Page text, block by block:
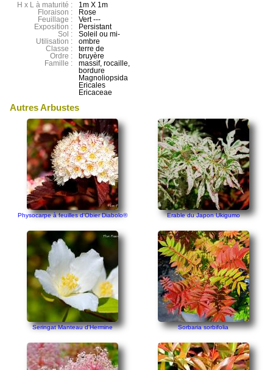
H x L à maturité :
Floraison :
Feuillage :
Exposition :
Sol :
Utilisation :
Classe :
Ordre :
Famille :
1m X 1m
Rose
Vert ---
Persistant
Soleil ou mi-
ombre
terre de
bruyère
massif, rocaille,
bordure
Magnoliopsida
Ericales
Ericaceae
Autres Arbustes
Physocarpe à feuilles d'Obier Diabolo® Erable du Japon Ukigumo
Seringat Manteau d'Hermine Sorbaria sorbifolia